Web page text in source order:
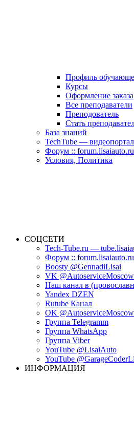
Профиль
Курсы
Оформление заказа
Все преподаватели
Преподователь
Стать
База знаний
TechTube — видеопортал
Форум :: forum.lisaiauto.ru
Условия, Политика
СОЦСЕТИ
Tech-Tube.ru —
Форум :: forum.lisaiauto.ru
Boosty @GennadiLisai
VK @AutoserviceMoscow
Наш канал в
Yandex DZEN
Rutube Канал
OK @AutoserviceMoscow
Группа Telegramm
Группа WhatsApp
Группа Viber
YouTube @LisaiAuto
YouTube
ИНФОРМАЦИЯ